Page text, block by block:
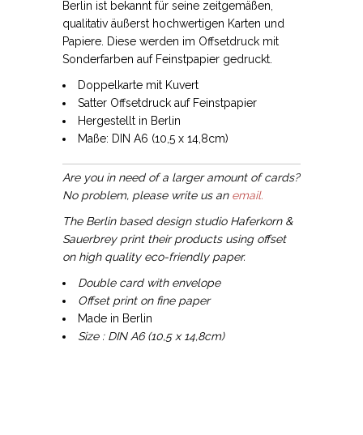
Berlin ist bekannt für seine zeitgemäßen,
qualitativ äußerst hochwertigen Karten und
Papiere. Diese werden im Offsetdruck mit
Sonderfarben auf Feinstpapier gedruckt.
Doppelkarte mit Kuvert
Satter Offsetdruck auf Feinstpapier
Hergestellt in Berlin
Maße: DIN A6 (10,5 x 14,8cm)
Are you in need of a larger amount of cards?
No problem, please write us an email.
The Berlin based design studio Haferkorn &
Sauerbrey print their products using offset
on high quality eco-friendly paper.
Double card with envelope
Offset print on fine paper
Made in Berlin
Size : DIN A6 (10,5 x 14,8cm)